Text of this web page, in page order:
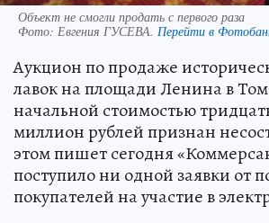
Объект не смогли продать с первого раза
Фото: Евгения ГУСЕВА. Перейти в
Аукцион по продаже
лавок на площади Ленина в
начальной стоимостью
миллион рублей признан
этом пишет сегодня
поступило ни одной заявки от
покупателей на участие в